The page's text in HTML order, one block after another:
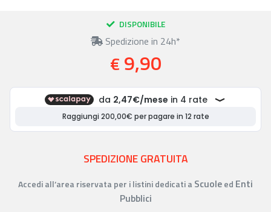
DISPONIBILE
Spedizione in 24h*
€ 9,90
SPEDIZIONE GRATUITA
Accedi all’area riservata per i listini dedicati a Scuoleed Enti
Pubblici